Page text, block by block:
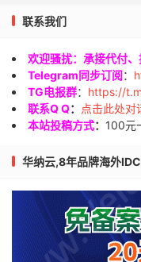
联系我们
欢迎骚扰：承接代付、
Telegram同步订阅：
TG电报群： https://
联系Q Q：
点击此处对
本站投稿方式： 100元
华纳云,8年品牌海外